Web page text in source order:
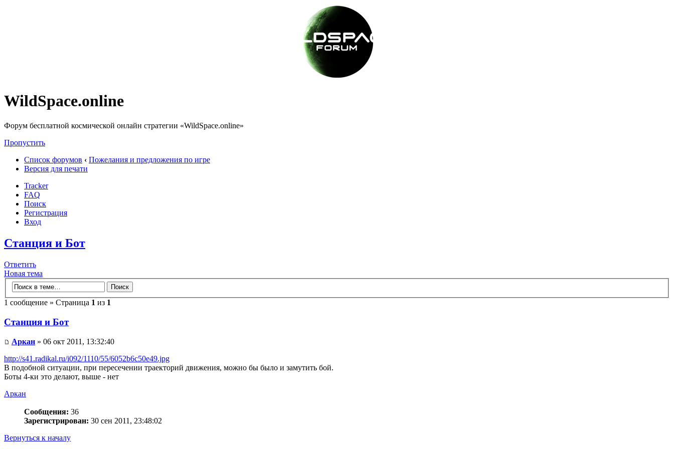
WildSpace.online
Форум бесплатной космической онлайн стратегии «WildSpace.online»
Пропустить
Список форумов ‹ Пожелания и предложения по игре
Версия для печати
Tracker
FAQ
Поиск
Регистрация
Вход
Станция и Бот
Ответить
Новая тема
1 сообщение » Страница 1 из 1
Станция и Бот
Аркан » 06 окт 2011, 13:32:40
http://s41.radikal.ru/i092/1110/55/6052b6c50e49.jpg
В подобной ситуации, при пересечении траекторий движения, можно бы было и замутить бой.
Боты 4-ки это делают, выше - нет
Аркан
Сообщения: 36
Зарегистрирован: 30 сен 2011, 23:48:02
Вернуться к началу